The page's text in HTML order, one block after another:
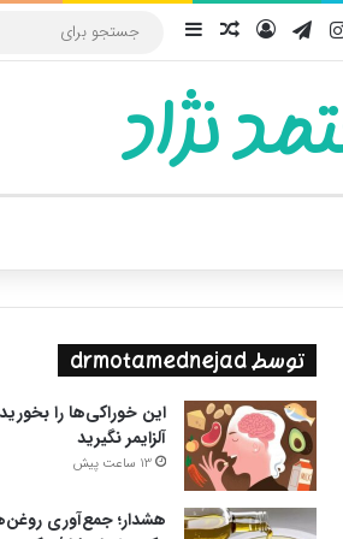
اینستاگرام
تلگرامورودنوشته تصادفی
سایدبار
نژاد
پوسته
توسط drmotamednejad
این خوراکی‌ها را
آلزایمر نگیرید
13 ساعت پیش
هشدار؛ جمع‌آوری